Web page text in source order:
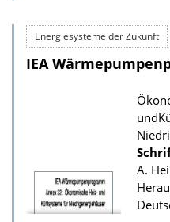
k
a
i
o
n
n
l
a
d
s
z
u
r
Energiesysteme der Zukunft
IEA
A.